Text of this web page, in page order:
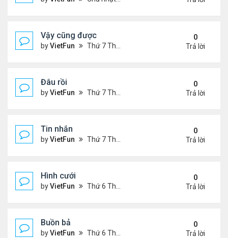
Vậy cũng được
byVietFun Thứ 7 Tháng 11 06, 2021 2:38 pm
0
Trả lời
Đâu rồi
byVietFun Thứ 7 Tháng 11 06, 2021 2:36 pm
0
Trả lời
Tin nhắn
byVietFun Thứ 7 Tháng 11 06, 2021 9:42 am
0
Trả lời
Hình cưới
byVietFun Thứ 6 Tháng 11 05, 2021 3:15 pm
0
Trả lời
Buồn bả
byVietFun Thứ 6 Tháng 11 05, 2021 3:12 pm
0
Trả lời